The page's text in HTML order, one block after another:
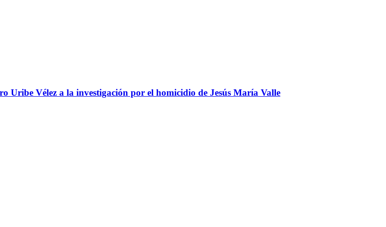
Uribe Vélez a la investigación por el homicidio de Jesús María Valle